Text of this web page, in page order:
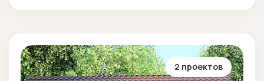
2 проектов